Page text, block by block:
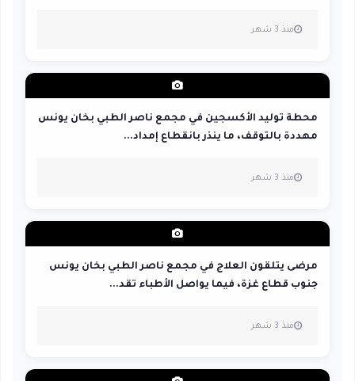
منذ 3 شهر
محطة توليد الأكسجين في مجمع ناصر الطبي بخان يونس
مهددة بالتوقف، ما ينذر بانقطاع إمداد...
منذ 3 شهر
مرضى يتلقون العلاج في مجمع ناصر الطبي بخان يونس
جنوب قطاع غزة، فيما يواصل الأطباء تقد...
منذ 3 شهر